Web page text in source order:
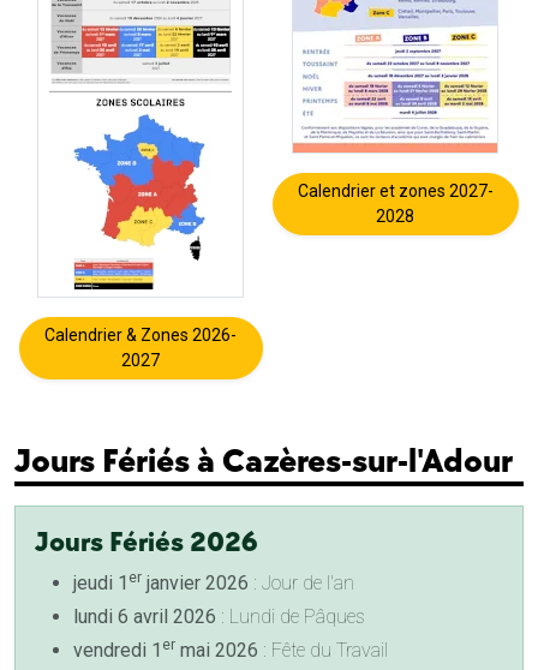
Calendrier & Zones 2026-
2027
Calendrier et zones 2027-
2028
Jours Fériés à Cazères-sur-l'Adour
Jours Fériés 2026
jeudi 1 er janvier 2026 : Jour de l'an
lundi 6 avril 2026 : Lundi de Pâques
vendredi 1 er mai 2026 : Fête du Travail